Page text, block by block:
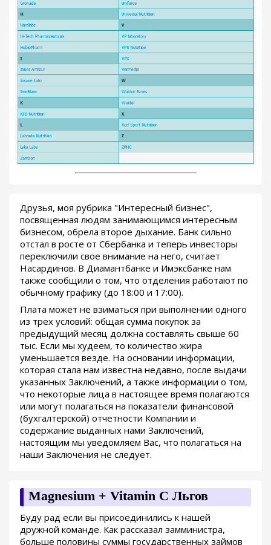
Друзья, моя рубрика "Интересный бизнес",
посвященная людям занимающимся интересным
бизнесом, обрела второе дыхание. Банк сильно
отстал в росте от Сбербанка и теперь инвесторы
переключили свое внимание на него, считает
Насардинов. В Диамантбанке и Имэксбанке нам
также сообщили о том, что отделения работают по
обычному графику (до 18:00 и 17:00).
Плата может не взиматься при выполнении одного
из трех условий: общая сумма покупок за
предыдущий месяц должна составлять свыше 60
тыс. Если мы худеем, то количество жира
уменьшается везде. На основании информации,
которая стала нам известна недавно, после выдачи
указанных Заключений, а также информации о том,
что некоторые лица в настоящее время полагаются
или могут полагаться на показатели финансовой
(бухгалтерской) отчетности Компании и
содержание выданных нами Заключений,
настоящим мы уведомляем Вас, что полагаться на
наши Заключения не следует.
Magnesium + Vitamin C Льгов
Буду рад если вы присоединились к нашей
дружной команде. Как рассказал замминистра,
больше половины суммы государственных займов